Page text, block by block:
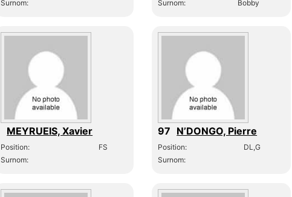
Surnom:
Surnom:
Bobby
MEYRUEIS, Xavier
Position:
FS
Surnom:
97 N’DONGO, Pierre
Position:
DL,G
Surnom: